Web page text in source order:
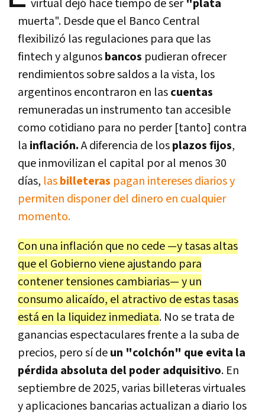
virtual dejó hace tiempo de ser"plata
muerta". Desde que el Banco Central
flexibilizó las regulaciones para que las
fintech y algunosbancos pudieran ofrecer
rendimientos sobre saldos a la vista, los
argentinos encontraron en lascuentas
remuneradas un instrumento tan accesible
como cotidiano para no perder [tanto] contra
la inflación.A diferencia de losplazos fijos,
que inmovilizan el capital por al menos 30
días, lasbilleteras pagan intereses diarios y
permiten disponer del dinero en cualquier
momento.
Con una inflación que no cede —y tasas altas
que el Gobierno viene ajustando para
contener tensiones cambiarias— y un
consumo alicaído, el atractivo de estas tasas
está en la liquidez inmediata. No se trata de
ganancias espectaculares frente a la suba de
precios, pero sí deun "colchón" que evita la
pérdida absoluta del poder adquisitivo. En
septiembre de 2025, varias billeteras virtuales
y aplicaciones bancarias actualizan a diario los